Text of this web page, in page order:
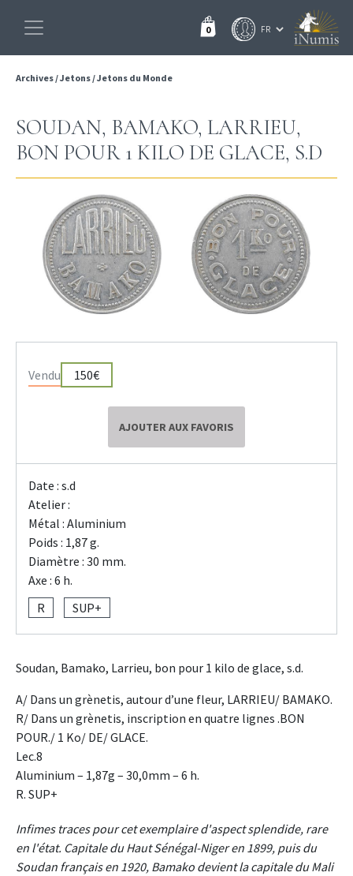
0
Archives/Jetons/Jetons du Monde
SOUDAN, BAMAKO, LARRIEU,
BON POUR 1 KILO DE GLACE, S.D
Vendu 150€
AJOUTER AUX FAVORIS
Date : s.d
Atelier :
Métal : Aluminium
Poids : 1,87 g.
Diamètre : 30 mm.
Axe : 6 h.
R
SUP+
Soudan, Bamako, Larrieu, bon pour 1 kilo de glace, s.d.
A/ Dans un grènetis, autour d’une fleur, LARRIEU/ BAMAKO.
R/ Dans un grènetis, inscription en quatre lignes .BON
POUR./ 1 Ko/ DE/ GLACE.
Lec.8
Aluminium – 1,87g – 30,0mm – 6 h.
R. SUP+
Infimes traces pour cet exemplaire d'aspect splendide, rare
en l'état. Capitale du Haut Sénégal-Niger en 1899, puis du
Soudan français en 1920, Bamako devient la capitale du Mali